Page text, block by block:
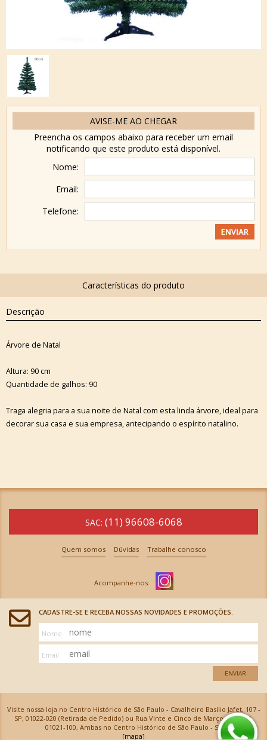
AVISE-ME AO CHEGAR
Preencha os campos abaixo para receber um email
notificando que este produto está disponível.
Nome:
Email:
Telefone:
Descrição
Árvore de Natal
Altura: 90 cm
Quantidade de galhos: 90
Traga alegria para a sua noite de Natal com esta linda árvore, ideal para
decorar sua casa e sua empresa, antecipando o espírito natalino.
SAC: (11) 96608-6068
Quem somos Dúvidas Trabalhe conosco
CADASTRE-SE E RECEBA NOSSAS NOVIDADES E PROMOÇÕES.
Nome
Email
ENVIAR
Visite nossa loja no Centro Histórico de São Paulo - Cavalheiro Basílio Jafet, 107 -
SP, 01022-020 (Retirada de Pedido) ou Rua Vinte e Cinco de Março, 576 - SP,
01021-100, Ambas no Centro Histórico de São Paulo - SP
[mapa]